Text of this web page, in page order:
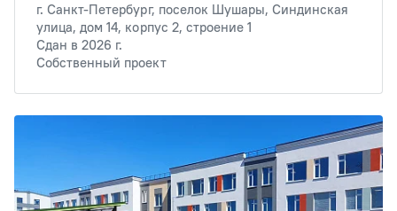
г. Санкт-Петербург, поселок Шушары, Синдинская
улица, дом 14, корпус 2, строение 1
Сдан в 2026 г.
Собственный проект